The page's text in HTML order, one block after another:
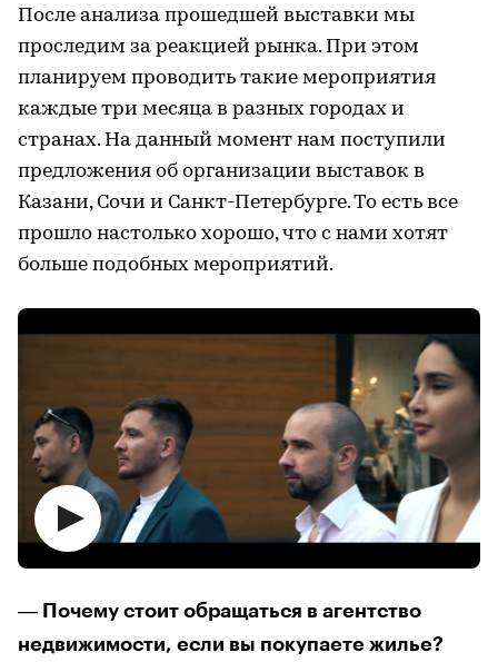
После анализа прошедшей выставки мы
проследим за реакцией рынка. При этом
планируем проводить такие мероприятия
каждые три месяца в разных городах и
странах. На данный момент нам поступили
предложения об организации выставок в
Казани, Сочи и Санкт-Петербурге. То есть все
прошло настолько хорошо, что с нами хотят
больше подобных мероприятий.
— Почему стоит обращаться в агентство
недвижимости, если вы покупаете жилье?